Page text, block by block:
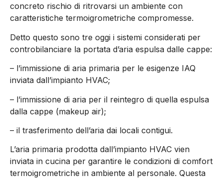
concreto rischio di ritrovarsi un ambiente con
caratteristiche termoigrometriche compromesse.
Detto questo sono tre oggi i sistemi considerati per
controbilanciare la portata d’aria espulsa dalle cappe:
– l’immissione di aria primaria per le esigenze IAQ
inviata dall’impianto HVAC;
– l’immissione di aria per il reintegro di quella espulsa
dalla cappe (makeup air);
– il trasferimento dell’aria dai locali contigui.
L’aria primaria prodotta dall’impianto HVAC vien
inviata in cucina per garantire le condizioni di comfort
termoigrometriche in ambiente al personale. Questa